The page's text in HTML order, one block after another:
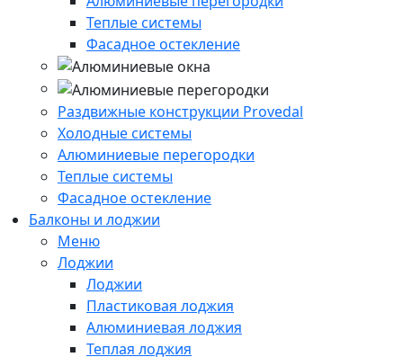
Теплые системы
Фасадное остекление
Раздвижные конструкции Provedal
Холодные системы
Алюминиевые перегородки
Теплые системы
Фасадное остекление
Балконы и лоджии
Меню
Лоджии
Лоджии
Пластиковая лоджия
Алюминиевая лоджия
Теплая лоджия